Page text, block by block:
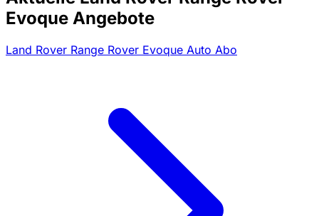
Evoque Angebote
Land Rover Range Rover Evoque Auto Abo